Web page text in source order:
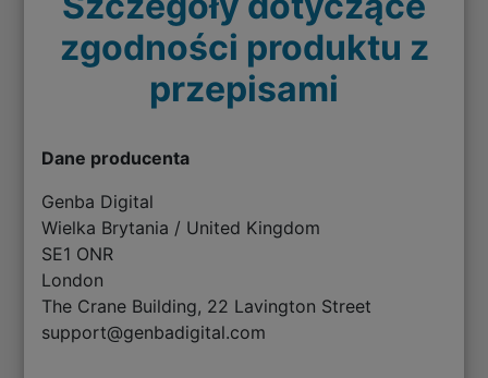
zgodności produktu z
przepisami
Dane producenta
Genba Digital
Wielka Brytania / United Kingdom
SE1 ONR
London
The Crane Building, 22 Lavington Street
support@genbadigital.com